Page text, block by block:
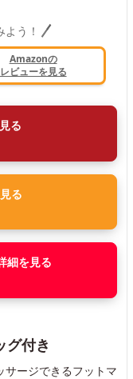
う！
Amazonの
レビューを見る
る
る
細を見る
グ付き
ージできるフットマ